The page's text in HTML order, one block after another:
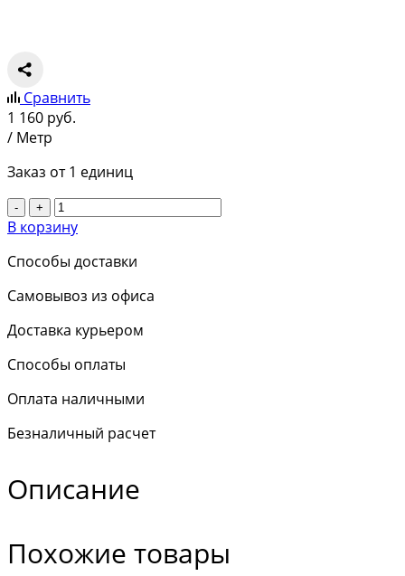
Сравнить
1 160 руб.
/ Метр
Заказ от 1 единиц
- +
В корзину
Способы доставки
Самовывоз из офиса
Доставка курьером
Способы оплаты
Оплата наличными
Безналичный расчет
Описание
Похожие товары